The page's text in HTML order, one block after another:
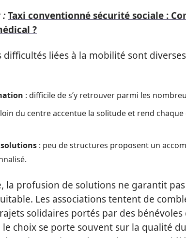
:Taxi conventionné sécurité sociale :
?
liées à la mobilité sont
: difficile de s’y retrouver parmi les
du centre accentue la solitude et rend
: peu de structures proposent un
la profusion de solutions ne garantit
Les associations tentent de
solidaires portés par des
le choix se porte souvent sur la qualité